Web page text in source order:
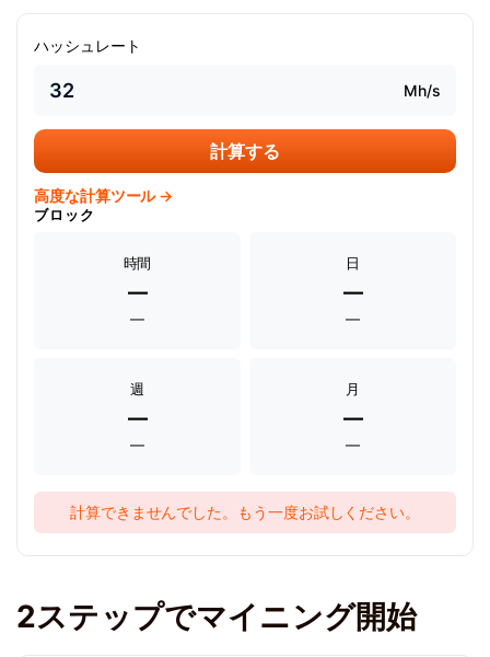
ハッシュレート
Mh/s
計算する
高度な計算ツール →
ブロック
時間
—
—
日
—
—
週
—
—
月
—
—
計算できませんでした。もう一度お試しください。
2ステップでマイニング開始